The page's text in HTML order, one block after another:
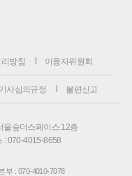
방침 이용자위원회
기사심의규정 불편신고
울숲더스페이스 12층
: 070-4015-8658
부 : 070-4010-7078